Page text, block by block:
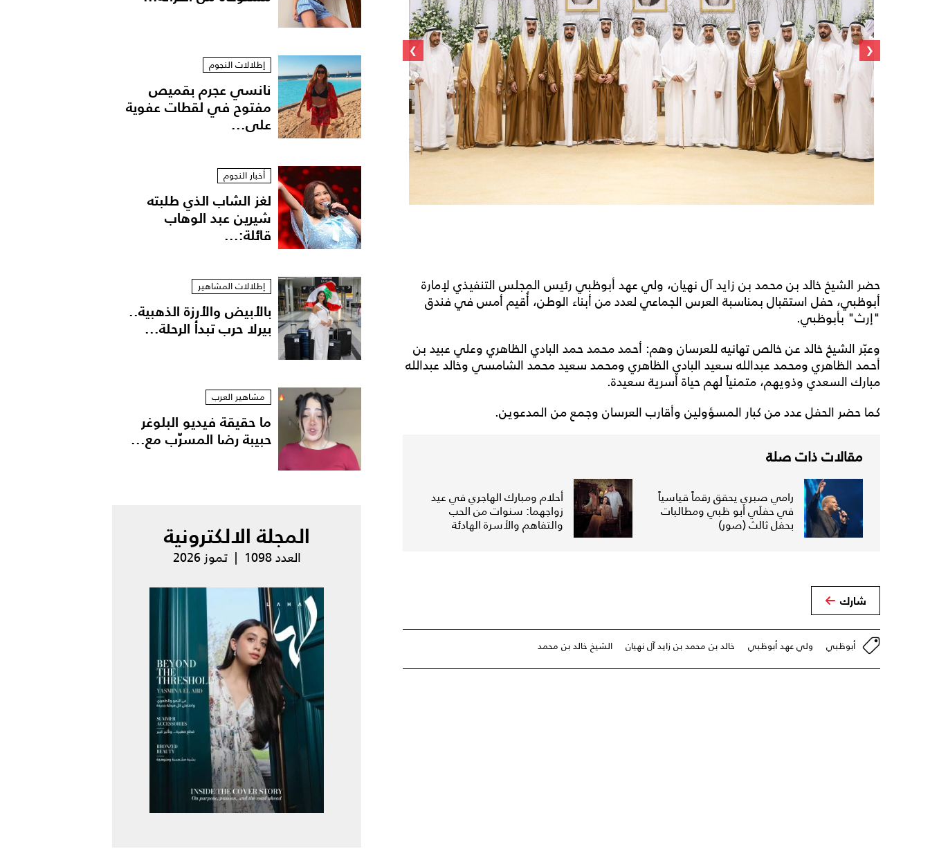
‹
›
حضر الشيخ خالد بن محمد بن زايد آل نهيان، ولي عهد أبوظبي رئيس المجلس التنفيذي لإمارة
أبوظبي، حفل استقبال بمناسبة العرس الجماعي لعدد من أبناء الوطن، أُقيم أمس في فندق
"إرث" بأبوظبي.
وعبّر الشيخ خالد عن خالص تهانيه للعرسان وهم: أحمد محمد حمد البادي الظاهري وعلي عبيد بن
أحمد الظاهري ومحمد عبدالله سعيد البادي الظاهري ومحمد سعيد محمد الشامسي وخالد عبدالله
مبارك السعدي وذويهم، متمنياً لهم حياة أسرية سعيدة.
كما حضر الحفل عدد من كبار المسؤولين وأقارب العرسان وجمع من المدعوين.
مقالات ذات صلة
رامي صبري يحقق رقماً قياسياً
في حفلَي أبو ظبي ومطالبات
بحفل ثالث (صور)
أحلام ومبارك الهاجري في عيد
زواجهما: سنوات من الحب
والتفاهم والأسرة الهادئة
شارك
أبوظبي ولي عهد أبوظبي خالد بن محمد بن زايد آل نهيان الشيخ خالد بن محمد
إطلالات النجوم
نانسي عجرم بقميص
مفتوح في لقطات عفوية
على...
أخبار النجوم
لغز الشاب الذي طلبته
شيرين عبد الوهاب
قائلة:...
إطلالات المشاهير
بالأبيض والأرزة الذهبية..
بيرلا حرب تبدأ الرحلة...
مشاهير العرب
ما حقيقة فيديو البلوغر
حبيبة رضا المسرّب مع...
المجلة الالكترونية
العدد 1098 | تموز 2026